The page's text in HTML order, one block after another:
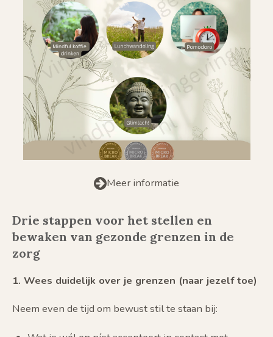
Meer informatie
Drie stappen voor het stellen en
bewaken van gezonde grenzen in de
zorg
1. Wees duidelijk over je grenzen (naar jezelf toe)
Neem even de tijd om bewust stil te staan bij: